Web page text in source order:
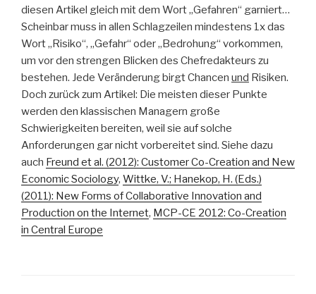
diesen Artikel gleich mit dem Wort „Gefahren“ garniert…
Scheinbar muss in allen Schlagzeilen mindestens 1x das
Wort „Risiko“, „Gefahr“ oder „Bedrohung“ vorkommen,
um vor den strengen Blicken des Chefredakteurs zu
bestehen. Jede Veränderung birgt Chancen und Risiken.
Doch zurück zum Artikel: Die meisten dieser Punkte
werden den klassischen Managern große
Schwierigkeiten bereiten, weil sie auf solche
Anforderungen gar nicht vorbereitet sind. Siehe dazu
auch Freund et al. (2012): Customer Co-Creation and New
Economic Sociology, Wittke, V.; Hanekop, H. (Eds.)
(2011): New Forms of Collaborative Innovation and
Production on the Internet, MCP-CE 2012: Co-Creation
in Central Europe